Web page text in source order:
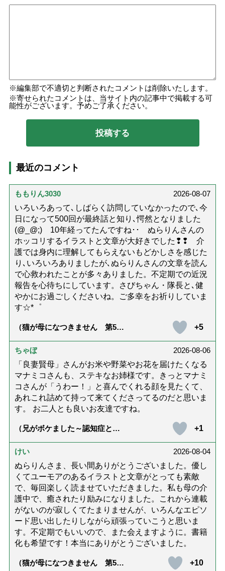
編集部で不適切と判断されたコメントは削除いたします。
寄せられたコメントは、当サイト内の記事中で掲載する可
能性がございます。予めご了承ください。
最近のコメント
ももりん3030
2026-08-07
いろいろあって､しばらく訪問していなかったので､今
日になって500回が最終話と知り､愕然となりました
(@_@;) 10年経ってたんですね･･ ぬらりんさんの
ホッコリするイラストと文章が大好きでした❢❢ 介
護では身内に理解してもらえないもどかしさを感じた
り､いろいろありましたが､ぬらりんさんの文章を読ん
で心救われたことが多々ありました。不定期での近況
報告を心待ちにしています。さびちゃん・隊長と､健
やかにお過ごしくださいね。ご多幸をお祈りしていま
す☆*゜
（猫が母になつきません 第500
+5
ちゃぼ
2026-08-06
「良妻賢母」さんがお米や野菜やお花を届けたくなる
マナミコさんも、ステキなお姉様です。きっとマナミ
コさんが「うわー！」と喜んでくれる顔を見たくて、
あれこれ詰めて持って来てくださってるのだと思いま
す。 お二人とも良いお友達ですね。
（兄がボケました～認知症と介
達』が届きました」）
+1
けい
2026-08-04
ぬらりんさま、長い間ありがとうございました。優し
くてユーモアのあるイラストと文章がとっても素敵
で、毎回楽しく読ませていただきました。私も母の介
護中で、癒されたり励みになりました。これから連載
がないのが寂しくてたまりませんが、いろんなエピソ
ード思い出したりしながら頑張っていこうと思いま
す。不定期でもいいので、また会えますように。書籍
化も希望です！本当にありがとうございました。
（猫が母になつきません 第500
+10